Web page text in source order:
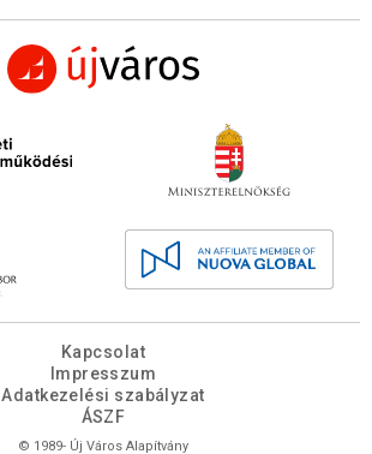
Kapcsolat
Impresszum
Adatkezelési szabályzat
ÁSZF
© 1989- Új Város Alapítvány